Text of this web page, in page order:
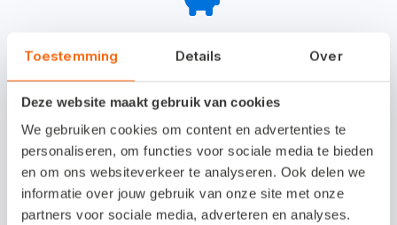
Toestemming Details Over
Deze website maakt gebruik van cookies
We gebruiken cookies om content en advertenties te
personaliseren, om functies voor sociale media te bieden
en om ons websiteverkeer te analyseren. Ook delen we
informatie over jouw gebruik van onze site met onze
partners voor sociale media, adverteren en analyses.
Transparante lage prijs
Verborgen kosten of staffels? Niet bij
Snelstart. Gebruik onbeperktalle
functionaliteiten, zonder
onverwachte kosten.